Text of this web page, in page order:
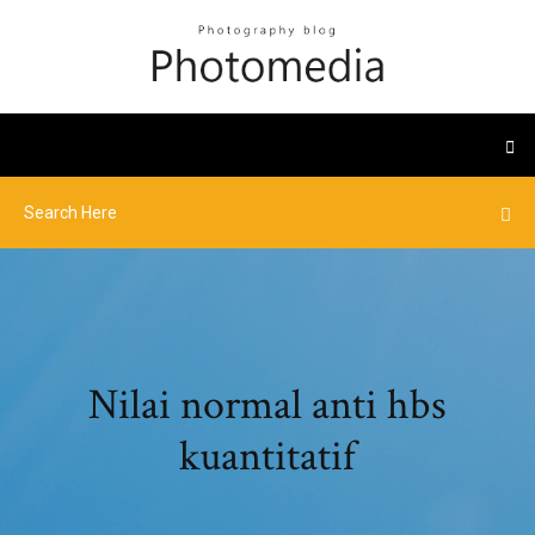
Nilai normal anti hbs
kuantitatif